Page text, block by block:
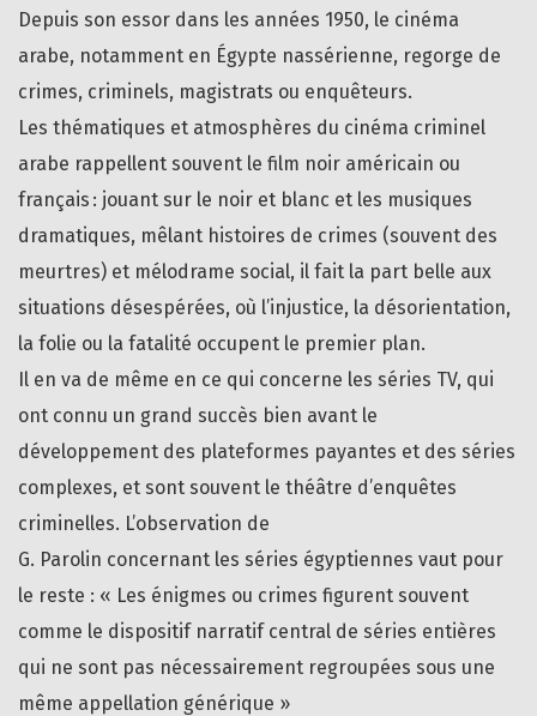
Depuis son essor dans les années 1950, le cinéma
arabe, notamment en Égypte nassérienne, regorge de
crimes, criminels, magistrats ou enquêteurs.
Les thématiques et atmosphères du cinéma criminel
arabe rappellent souvent le film noir américain ou
français : jouant sur le noir et blanc et les musiques
dramatiques, mêlant histoires de crimes (souvent des
meurtres) et mélodrame social, il fait la part belle aux
situations désespérées, où l’injustice, la désorientation,
la folie ou la fatalité occupent le premier plan.
Il en va de même en ce qui concerne les séries TV, qui
ont connu un grand succès bien avant le
développement des plateformes payantes et des séries
complexes, et sont souvent le théâtre d’enquêtes
criminelles. L’observation de
G. Parolin concernant les séries égyptiennes vaut pour
le reste : « Les énigmes ou crimes figurent souvent
comme le dispositif narratif central de séries entières
qui ne sont pas nécessairement regroupées sous une
même appellation générique »